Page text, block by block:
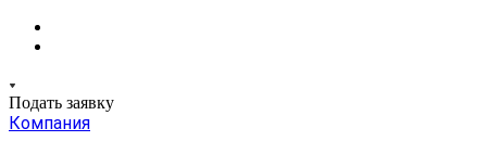
Подать заявку
Компания